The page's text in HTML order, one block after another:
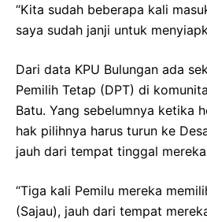
“Kita sudah beberapa kali
saya sudah janji untuk
Dari data KPU Bulungan ada
Pemilih Tetap (DPT) di
Batu. Yang sebelumnya ketika
hak pilihnya harus turun ke
jauh dari tempat tinggal
“Tiga kali Pemilu mereka
(Sajau), jauh dari tempat